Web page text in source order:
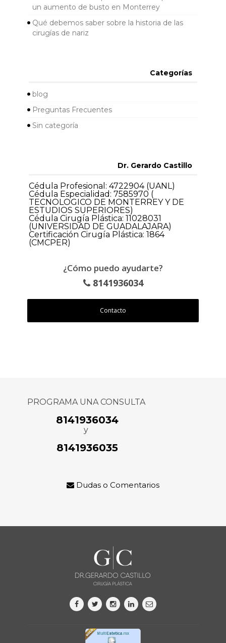
un aumento de busto en Monterrey
Qué debemos saber sobre la historia de las
cirugías de nariz
Categorías
blog
Preguntas Frecuentes
Sin categoría
Dr. Gerardo Castillo
Cédula Profesional: 4722904 (UANL)
Cédula Especialidad: 7585970 (
TECNOLOGICO DE MONTERREY Y DE
ESTUDIOS SUPERIORES)
Cédula Cirugía Plástica: 11028031
(UNIVERSIDAD DE GUADALAJARA)
Certificación Cirugía Plástica: 1864
(CMCPER)
¿Cómo puedo ayudarte?
8141936034
Contacto
PROGRAMA UNA CONSULTA
8141936034
y
8141936035
Dudas o Comentarios